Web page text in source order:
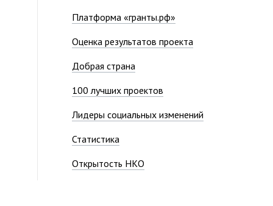
Платформа «гранты.рф»
Оценка результатов проекта
Добрая страна
100 лучших проектов
Лидеры социальных изменений
Статистика
Открытость НКО